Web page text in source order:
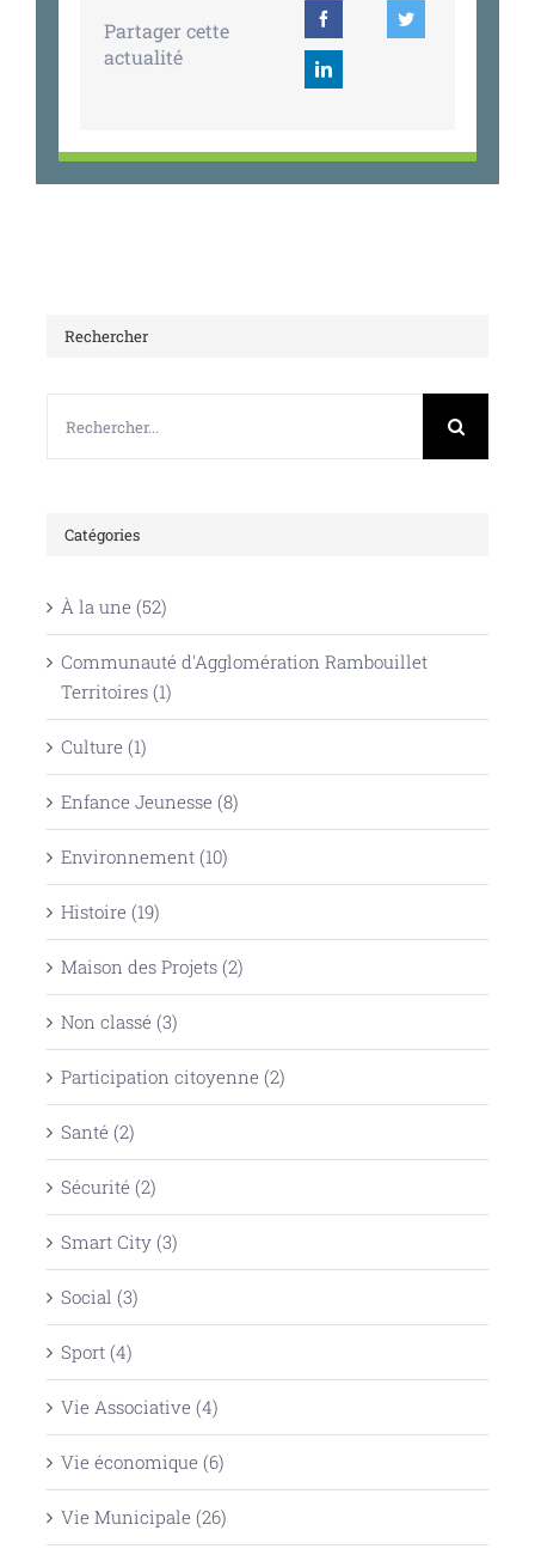
Partager cette
actualité
Rechercher
Catégories
À la une (52)
Communauté d'Agglomération Rambouillet
Territoires (1)
Culture (1)
Enfance Jeunesse (8)
Environnement (10)
Histoire (19)
Maison des Projets (2)
Non classé (3)
Participation citoyenne (2)
Santé (2)
Sécurité (2)
Smart City (3)
Social (3)
Sport (4)
Vie Associative (4)
Vie économique (6)
Vie Municipale (26)